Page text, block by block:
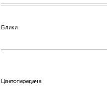
Блики
Цветопередача